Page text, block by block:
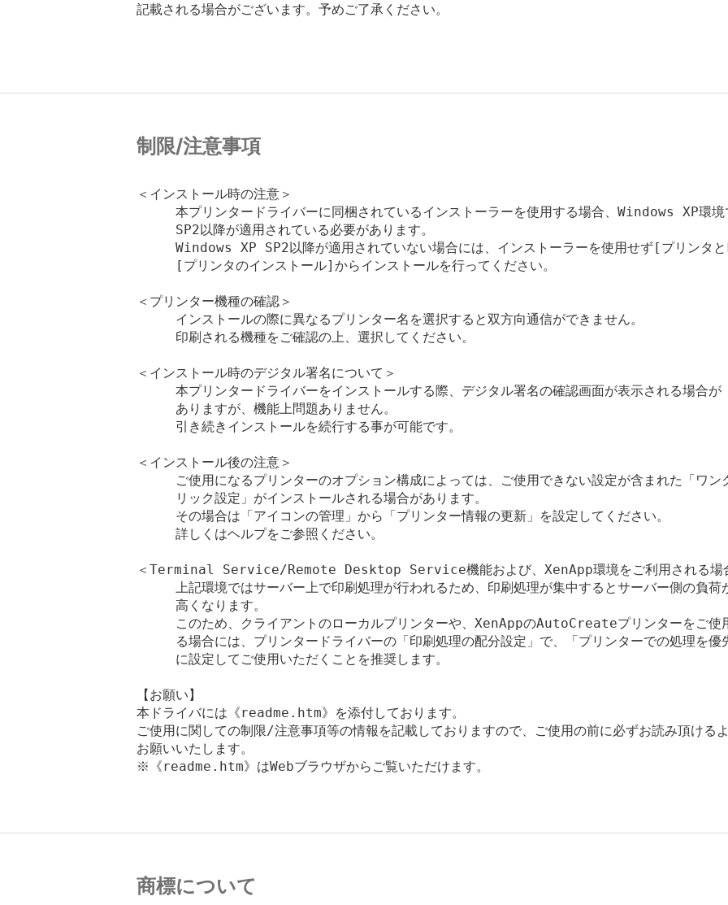
記載される場合がございます。予めご了承ください。
制限/注意事項
＜インストール時の注意＞
本プリンタードライバーに同梱されているインストーラーを使用する場合、Windows XP環境
SP2以降が適用されている必要があります。
Windows XP SP2以降が適用されていない場合には、インストーラーを使用せず[プリンタ
[プリンタのインストール]からインストールを行ってください。
＜プリンター機種の確認＞
インストールの際に異なるプリンター名を選択すると双方向通信ができません。
印刷される機種をご確認の上、選択してください。
＜インストール時のデジタル署名について＞
本プリンタードライバーをインストールする際、デジタル署名の確認画面が表示される場合が
ありますが、機能上問題ありません。
引き続きインストールを続行する事が可能です。
＜インストール後の注意＞
ご使用になるプリンターのオプション構成によっては、ご使用できない設定が含まれた「ワン
リック設定」がインストールされる場合があります。
その場合は「アイコンの管理」から「プリンター情報の更新」を設定してください。
詳しくはヘルプをご参照ください。
＜Terminal Service/Remote Desktop Service機能および、XenApp環境をご利用される場
上記環境ではサーバー上で印刷処理が行われるため、印刷処理が集中するとサーバー側の負荷
高くなります。
このため、クライアントのローカルプリンターや、XenAppのAutoCreateプリンターをご使
る場合には、プリンタードライバーの「印刷処理の配分設定」で、「プリンターでの処理を優
に設定してご使用いただくことを推奨します。
【お願い】
本ドライバには《readme.htm》を添付しております。
ご使用に関しての制限/注意事項等の情報を記載しておりますので、ご使用の前に必ずお読み頂ける
お願いいたします。
※《readme.htm》はWebブラウザからご覧いただけます。
商標について